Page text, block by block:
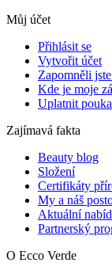
Můj účet
Přihlásit se
Vytvořit účet
Zapomněli
Kde je moje
Uplatnit
Zajímavá fakta
Beauty blog
Složení
Certifikáty
My a náš
Aktuální
Partnerský
O Ecco Verde